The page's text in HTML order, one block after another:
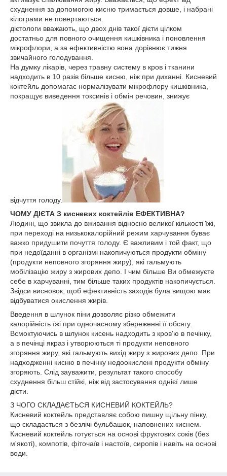
схуднення за допомогою кисню тримається довше, і набрані
кілограми не повертаються.
дієтологи вважають, що двох днів такої дієти цілком
достатньо для повного очищення кишківника і поновлення
мікрофлори, а за ефективністю вона дорівнює тижня
звичайного голодування.
На думку лікарів, через травну систему в кров і тканини
надходить в 10 разів більше кисню, ніж при диханні. Кисневий
коктейль допомагає нормалізувати мікрофлору кишківника,
покращує виведення токсинів і обмін речовин, знижує
відчуття голоду.
ЧОМУ ДІЄТА З кисневих коктейлів ЕФЕКТИВНА?
Людині, що звикла до вживання відносно великої кількості їжі,
при переході на низькокалорійний режим харчування буває
важко придушити почуття голоду. Є важливим і той факт, що
при недоїданні в організмі накопичуються продукти обміну
(продукти неповного згоряння жиру), які гальмують
мобілізацію жиру з жирових депо. І чим більше Ви обмежуєте
себе в харчуванні, тим більше таких продуктів накопичується.
Звідси висновок; щоб ефективність заходів була вищою має
відбуватися окислення жирів.
Введення в шлунок піни дозволяє різко обмежити
калорійність їжі при одночасному збереженні її обсягу.
Всмоктуючись в шлунок кисень надходить з кров'ю в печінку,
а в печінці якраз і утворюються ті продукти неповного
згоряння жиру, які гальмують вихід жиру з жирових депо. При
надходженні кисню в печінку недоокислені продукти обміну
згоряють. Слід зауважити, результат такого способу
схуднення більш стійкі, ніж від застосування однієї лише
дієти.
З ЧОГО СКЛАДАЄТЬСЯ КИСНЕВИЙ КОКТЕЙЛЬ?
Кисневий коктейль представляє собою пишну щільну пінку,
що складається з безлічі бульбашок, наповнених киснем.
Кисневий коктейль готується на основі фруктових соків (без
м'якоті), компотів, фіточаїв і настоїв, сиропів і навіть на основі
води.